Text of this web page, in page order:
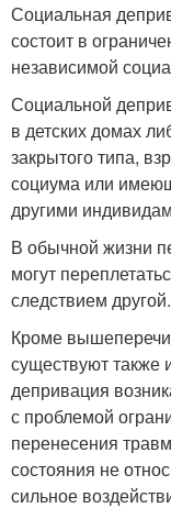
Социальная
состоит в
независимой
Социальной
в детских домах
закрытого типа,
социума или
другими
В обычной жизни
могут
следствием другой.
Кроме
существуют также
депривация
с проблемой
перенесения
состояния не
сильное